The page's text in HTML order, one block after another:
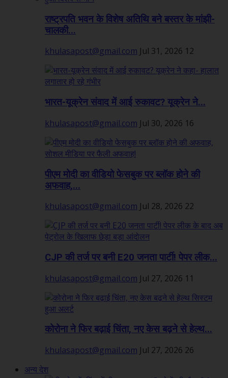
राष्ट्रपति भवन के विशेष अतिथि बने बस्तर के मांझी-
चालकी...
khulasapost@gmail.com Jul 31, 2026 12
भारत-यूक्रेन संवाद में आई रुकावट? यूक्रेन ने...
khulasapost@gmail.com Jul 30, 2026 16
पीएम मोदी का वीडियो फेसबुक पर ब्लॉक होने की
अफवाह,...
khulasapost@gmail.com Jul 28, 2026 22
CJP की तर्ज पर बनी E20 जनता पार्टी! पेपर लीक...
khulasapost@gmail.com Jul 27, 2026 11
कोरोना ने फिर बढ़ाई चिंता, नए केस बढ़ने से हेल्थ...
khulasapost@gmail.com Jul 27, 2026 26
अन्य देश